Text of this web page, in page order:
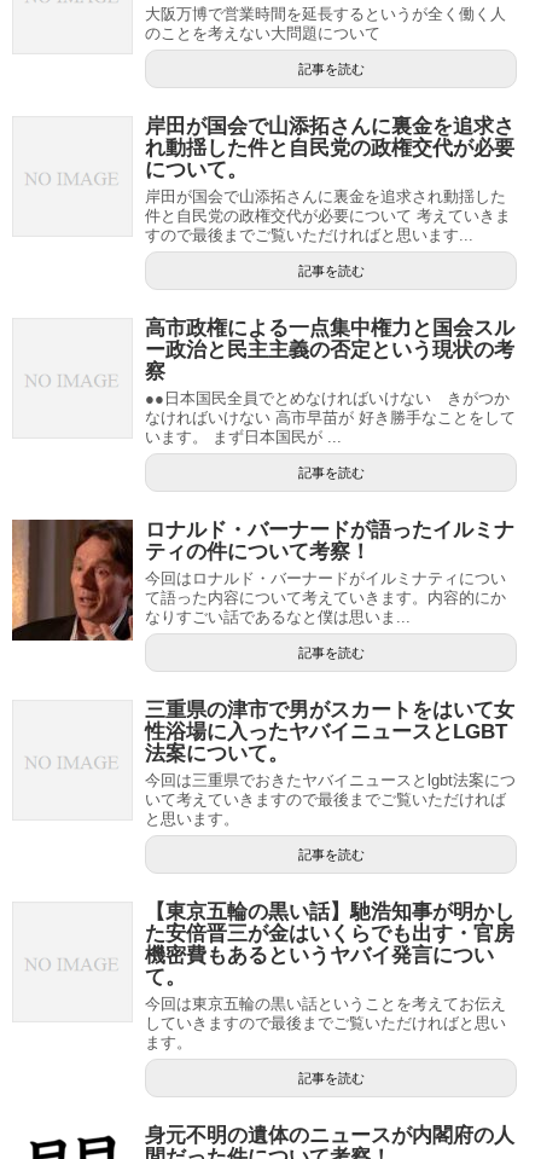
大阪万博で営業時間を延長するというが全く働く人
のことを考えない大問題について
記事を読む
岸田が国会で山添拓さんに裏金を追求さ
れ動揺した件と自民党の政権交代が必要
について。
岸田が国会で山添拓さんに裏金を追求され動揺した
件と自民党の政権交代が必要について 考えていきま
すので最後までご覧いただければと思います...
記事を読む
高市政権による一点集中権力と国会スル
ー政治と民主主義の否定という現状の考
察
●●日本国民全員でとめなければいけない きがつか
なければいけない 高市早苗が 好き勝手なことをして
います。 まず日本国民が ...
記事を読む
ロナルド・バーナードが語ったイルミナ
ティの件について考察！
今回はロナルド・バーナードがイルミナティについ
て語った内容について考えていきます。内容的にか
なりすごい話であるなと僕は思いま...
記事を読む
三重県の津市で男がスカートをはいて女
性浴場に入ったヤバイニュースとLGBT
法案について。
今回は三重県でおきたヤバイニュースとlgbt法案につ
いて考えていきますので最後までご覧いただければ
と思います。
記事を読む
【東京五輪の黒い話】馳浩知事が明かし
た安倍晋三が金はいくらでも出す・官房
機密費もあるというヤバイ発言につい
て。
今回は東京五輪の黒い話ということを考えてお伝え
していきますので最後までご覧いただければと思い
ます。
記事を読む
身元不明の遺体のニュースが内閣府の人